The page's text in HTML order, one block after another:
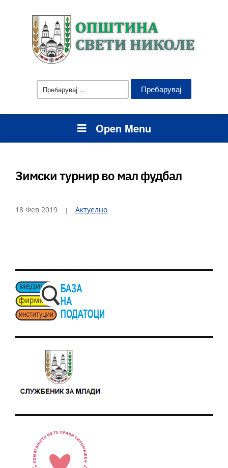
Пребарувај
за:
Open Menu
Зимски турнир во мал фудбал
18 Фев 2019 Актуелно